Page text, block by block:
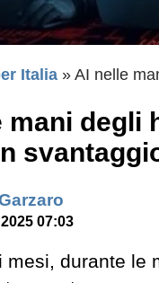
Italia » AI nelle
mani degli
07:03
mesi, durante le